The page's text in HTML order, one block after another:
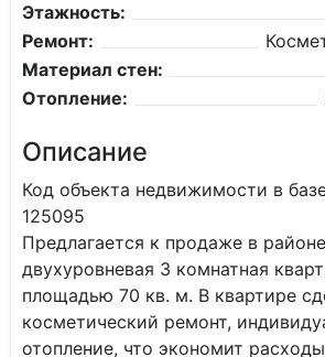
Этажность:
Ремонт:
Материал стен:
Отопление:
Описание
Код объекта недвижимости в
125095
Предлагается к продаже в
двухуровневая 3 комнатная
площадью 70 кв. м. В квартире
косметический ремонт,
отопление, что экономит